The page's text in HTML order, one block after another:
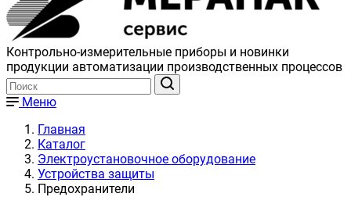
Контрольно-измерительные приборы и новинки
продукции автоматизации производственных процессов
Меню
Главная
Каталог
Электроустановочное оборудование
Устройства защиты
Предохранители